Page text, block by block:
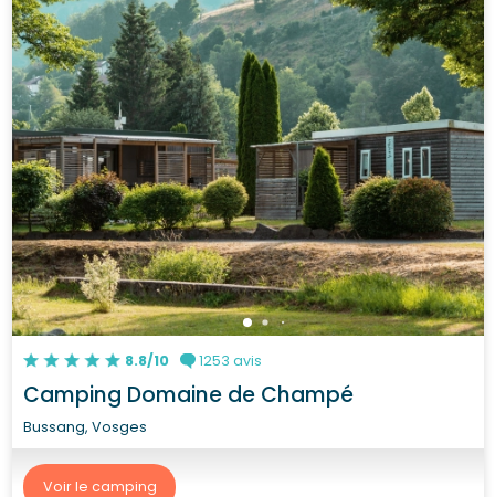
8.8/10 1253 avis
Camping Domaine de Champé
Bussang, Vosges
Voir le camping